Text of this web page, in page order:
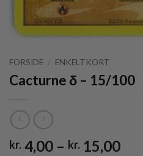
FORSIDE / ENKELTKORT
Cacturne δ – 15/100
kr. 4,00 – kr. 15,00